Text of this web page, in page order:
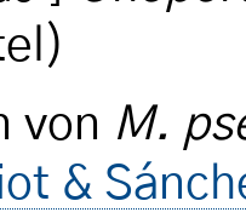
von M.
&